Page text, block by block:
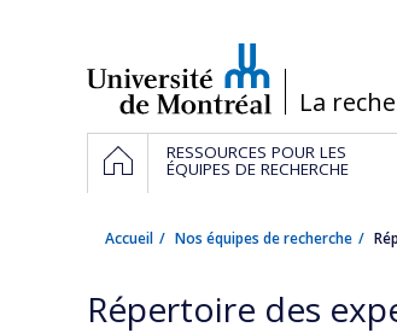
/La
Navigation
principale
ACCUEILRESSOURCES POUR LES
ÉQUIPES DE RECHERCHE
Accueil Nos équipes de recherche
Répertoire des